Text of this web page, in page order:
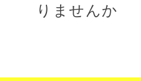
りませんか